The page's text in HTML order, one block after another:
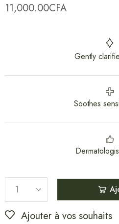
11,000.00CFA
Gently
Soothes
Ajouter à vos souhaits